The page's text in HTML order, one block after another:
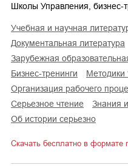
Школы Управления, бизнес-
учебная и научная
документальная литература
зарубежная
бизнес-тренинги
организация рабочего
серьезное чтение
знания
об истории серьезно
Скачать бесплатно в формате